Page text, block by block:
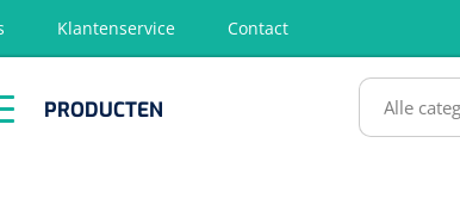
Klantenservice Contact
PRODUCTEN